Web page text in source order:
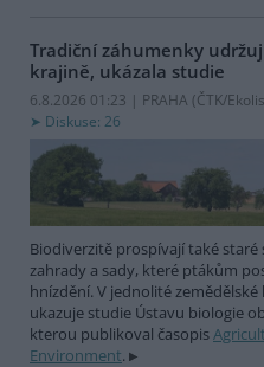
Tradiční záhumenky
krajině, ukázala studie
6.8.2026 01:23 | PRAHA (ČTK/
Diskuse: 26
Biodiverzitě prospívají také
zahrady a sady, které ptákům
hnízdění. V jednolité
ukazuje studie Ústavu biologie
kterou publikoval časopis
Environment.